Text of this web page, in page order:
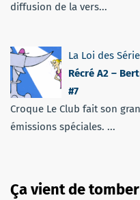
diffusion de la vers...
La Loi des
Récré A2 –
#7
Croque Le Club fait son
émissions spéciales. ...
Ça vient de tomber